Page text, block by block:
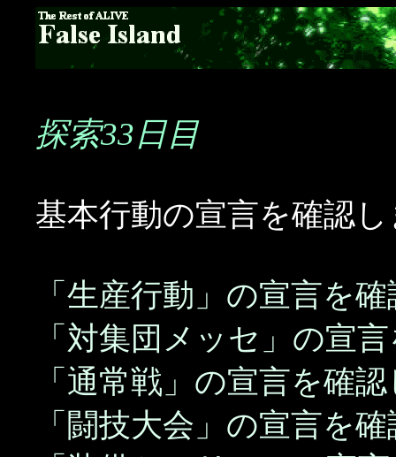
探索33日目
基本行動の宣言を確認
「生産行動」の宣言を
「対集団メッセ」の宣
「通常戦」の宣言を確
「闘技大会」の宣言を